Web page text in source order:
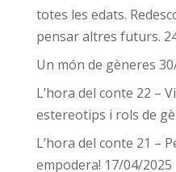
totes les edats.
pensar altres futurs.
Un món de gèneres
L’hora del conte 22 –
estereotips i rols de
L’hora del conte 21 –
empodera! 17/04/2025